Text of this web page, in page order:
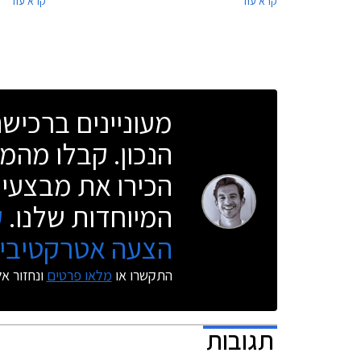
קונספט מבשרת על קו העיצוב העתידי של דגמי
המרווח, הודות להיעדרותה של קורה B.
מעוניינים
הנכון. קבלו
הכירו את
המיוחדות שלנו.
הצעה
התקשרו או מלאו פרטים ונחזור
תגובות